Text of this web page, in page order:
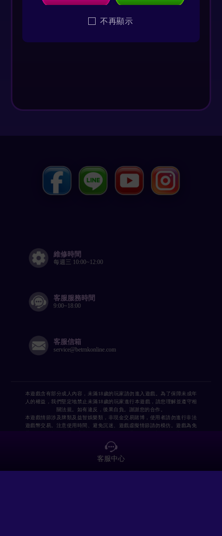
客服中心
不再顯示
維修時間
每週三 10:00~12:00
客服服務時間
9:00~18:00
客服信箱
service@betrnkonline.com
本遊戲含有部分成人內容，未滿18歲的玩家請勿進入遊戲。為了保障未成年
人的權益，我們堅定地禁止未滿18歲的玩家進行本遊戲，請您理解並遵守相
關法規。如有違反，後果自負。謝謝您的合作。
本遊戲情節涉及牌類及益智娛樂類，非現金交易賭博，使用者請勿進行非法
遊戲幣交易。注意使用時間、避免沉迷、遊戲虛擬情節請勿模仿。遊戲為免
行為能力者，消費前應經法定代理人同意或代為之。
Copyright©2023 版權所有 博悅國際有限公司(統一編號:97617207 台中市)